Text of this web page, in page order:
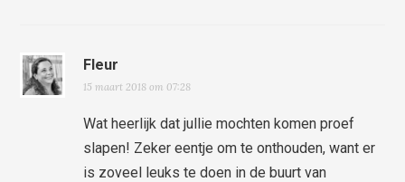
Fleur
15 maart 2018 om 07:28
Wat heerlijk dat jullie mochten komen proef
slapen! Zeker eentje om te onthouden, want er
is zoveel leuks te doen in de buurt van